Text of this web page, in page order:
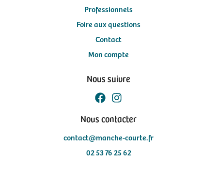
Professionnels
Foire aux questions
Contact
Mon compte
Nous suivre
Nous contacter
contact@manche-courte.fr
02 53 76 25 62